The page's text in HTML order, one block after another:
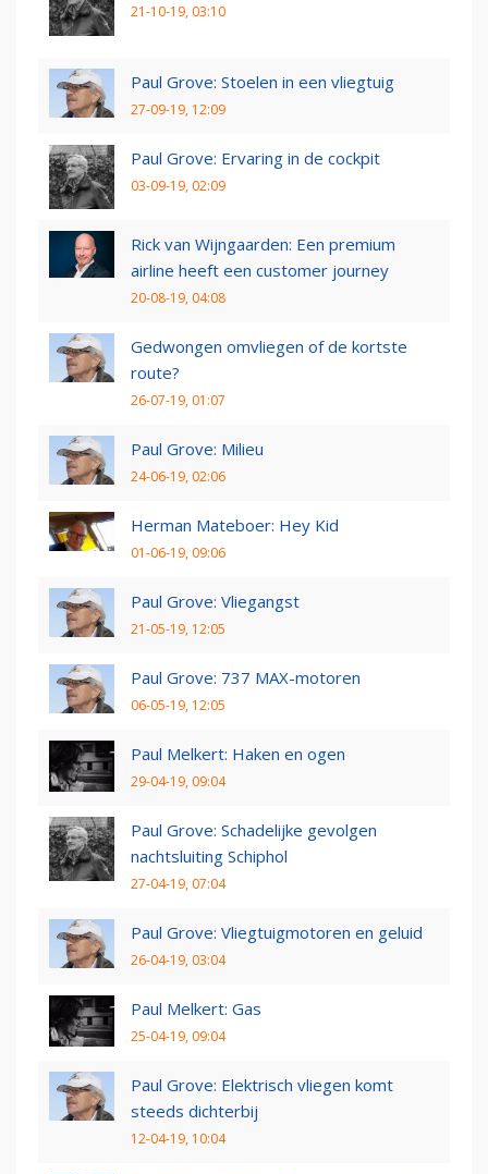
21-10-19, 03:10
Paul Grove: Stoelen in een vliegtuig
27-09-19, 12:09
Paul Grove: Ervaring in de cockpit
03-09-19, 02:09
Rick van Wijngaarden: Een premium
airline heeft een customer journey
20-08-19, 04:08
Gedwongen omvliegen of de kortste
route?
26-07-19, 01:07
Paul Grove: Milieu
24-06-19, 02:06
Herman Mateboer: Hey Kid
01-06-19, 09:06
Paul Grove: Vliegangst
21-05-19, 12:05
Paul Grove: 737 MAX-motoren
06-05-19, 12:05
Paul Melkert: Haken en ogen
29-04-19, 09:04
Paul Grove: Schadelijke gevolgen
nachtsluiting Schiphol
27-04-19, 07:04
Paul Grove: Vliegtuigmotoren en geluid
26-04-19, 03:04
Paul Melkert: Gas
25-04-19, 09:04
Paul Grove: Elektrisch vliegen komt
steeds dichterbij
12-04-19, 10:04